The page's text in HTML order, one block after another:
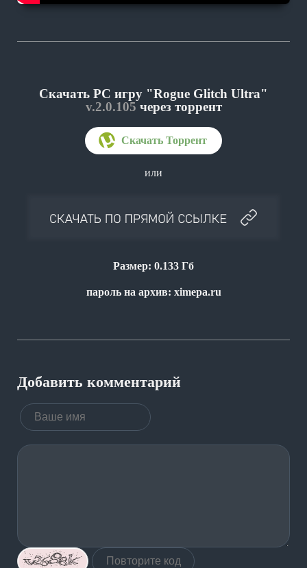
Скачать PC игру "Rogue Glitch Ultra"
v.2.0.105 через торрент
или
Размер: 0.133 Гб
пароль на архив: ximepa.ru
Добавить комментарий